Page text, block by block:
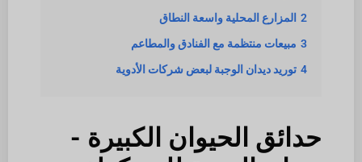
2 المزارع المحلية واسعة النطاق
3 مبيعات منتظمة مع الفنادق والمطاعم
4 توريد ديدان الوجبة لبعض شركات الأدوية
حدائق الحيوان الكبيرة -